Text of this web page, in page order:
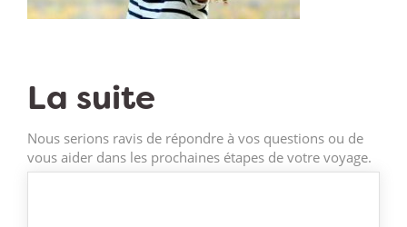
La suite
Nous serions ravis de répondre à vos questions ou de
vous aider dans les prochaines étapes de votre voyage.